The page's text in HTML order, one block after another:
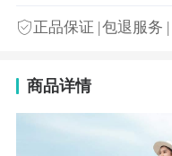
正品保证 |包退服务 |
商品详情